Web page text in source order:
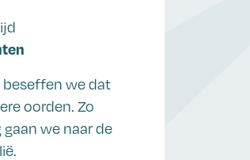
beseffen we dat
oorden. Zo
we naar de